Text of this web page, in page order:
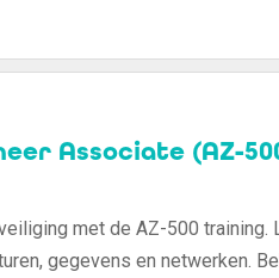
Associate (AZ-
met de AZ-500 training.
gegevens en netwerken.